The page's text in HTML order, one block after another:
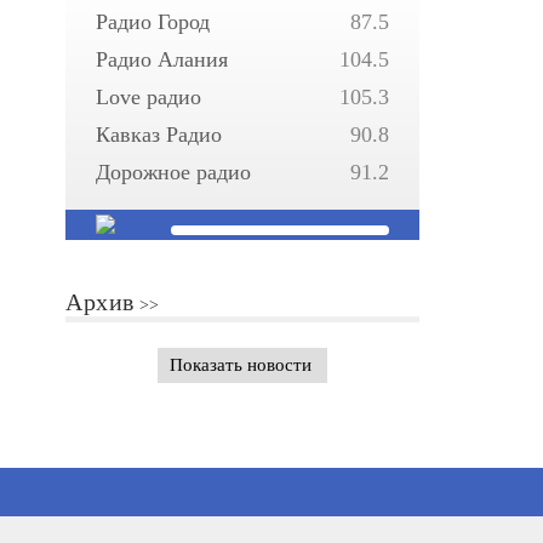
Радио Город
87.5
Радио Алания
104.5
Love радио
105.3
Кавказ Радио
90.8
Дорожное радио
91.2
Архив
Показать новости